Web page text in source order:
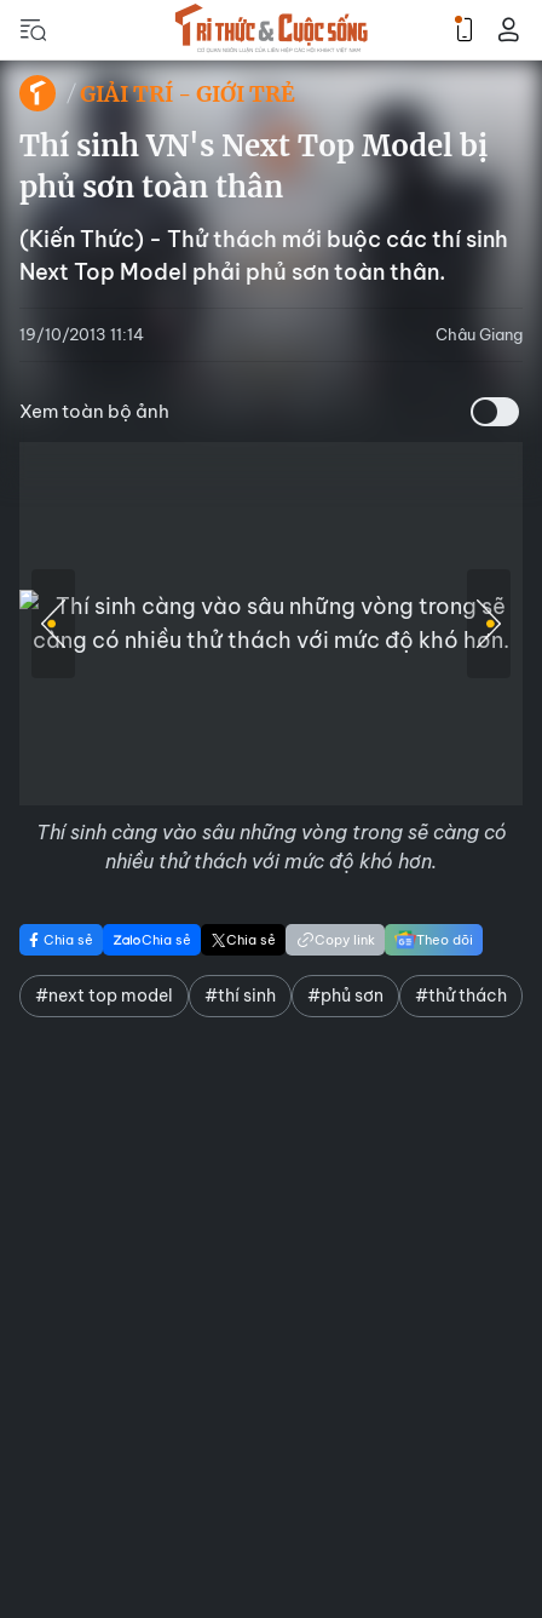
GIẢI TRÍ - GIỚI TRẺ
Thí sinh VN's Next Top Model bị
phủ sơn toàn thân
(Kiến Thức) - Thử thách mới buộc các thí sinh
Next Top Model phải phủ sơn toàn thân.
19/10/2013 11:14 Châu Giang
Xem toàn bộ ảnh
Thí sinh càng vào sâu những vòng trong sẽ càng có
nhiều thử thách với mức độ khó hơn.
Chia sẻ Chia sẻ Chia sẻ Copy link Theo dõi
#next top model #thí sinh #phủ sơn #thử thách